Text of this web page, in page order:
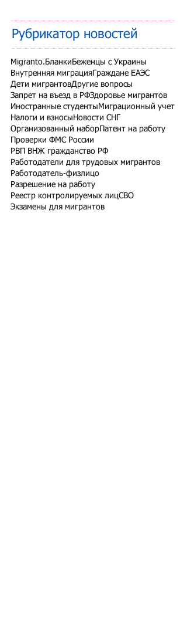
Рубрикатор новостей
Migranto.Бланки Беженцы с Украины
Внутренняя миграция Граждане ЕАЭС
Дети мигрантовДругие вопросы
Запрет на въезд в РФЗдоровье мигрантов
Иностранные студенты Миграционный учет
Налоги и взносы Новости СНГ
Организованный набор Патент на работу
Проверки ФМС России
РВП ВНЖ гражданство РФ
Работодатели для трудовых мигрантов
Работодатель-физлицо
Разрешение на работу
Реестр контролируемых лицСВО
Экзамены для мигрантов